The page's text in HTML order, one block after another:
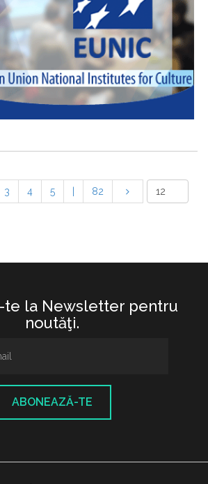
3 4 5 82
te la Newsletter pentru
noutăţi.
ABONEAZĂ-TE